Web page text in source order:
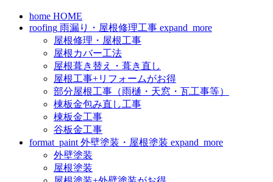
home HOME
roofing 雨漏り・屋根修理工事 expand_more
屋根修理・屋根工事
屋根カバー工法
屋根葺き替え・葺き直し
屋根工事+リフォームがお得
部分屋根工事（雨樋・天窓・瓦工事等）
棟板金包み直し工事
棟板金工事
谷板金工事
format_paint 外壁塗装・屋根塗装 expand_more
外壁塗装
屋根塗装